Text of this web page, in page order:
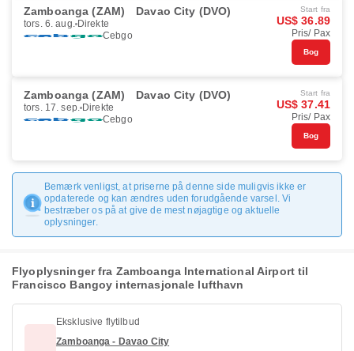
Zamboanga (ZAM) Davao City (DVO)
tors. 6. aug. Direkte
Cebgo
Start fra
US$ 36.89
Pris/ Pax
Bog
Zamboanga (ZAM) Davao City (DVO)
tors. 17. sep. Direkte
Cebgo
Start fra
US$ 37.41
Pris/ Pax
Bog
Bemærk venligst, at priserne på denne side muligvis ikke er
opdaterede og kan ændres uden forudgående varsel. Vi
bestræber os på at give de mest nøjagtige og aktuelle
oplysninger.
Flyoplysninger fra Zamboanga International Airport til
Francisco Bangoy internasjonale lufthavn
Eksklusive flytilbud
Zamboanga - Davao City